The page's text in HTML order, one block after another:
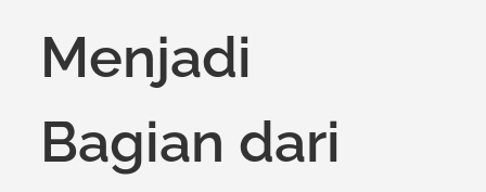
Menjadi
Bagian dari